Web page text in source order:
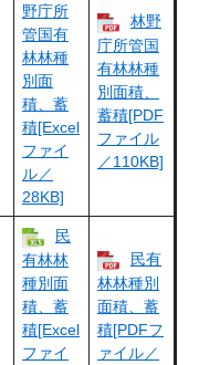
野庁所
管国有
林林種
別面
積、蓄
積[Excel
ファイ
ル／
28KB]
林野
庁所管国
有林林種
別面積、
蓄積[PDF
ファイル
／110KB]
民
有林林
種別面
積、蓄
積[Excel
ファイ
民有
林林種別
面積、蓄
積[PDFフ
ァイル／